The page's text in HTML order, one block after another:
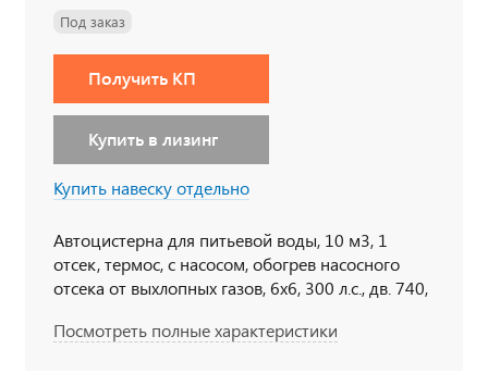
Под заказ
Получить КП
Купить в лизинг
Купить навеску отдельно
Автоцистерна для питьевой воды, 10 м3, 1
отсек, термос, с насосом, обогрев насосного
отсека от выхлопных газов, 6х6, 300 л.с., дв. 740,
Посмотреть полные характеристики